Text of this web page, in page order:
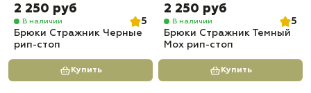
2 250 руб
В наличии
5
Брюки Стражник Черные
рип-стоп
Купить
2 250 руб
В наличии
5
Брюки Стражник Темный
Мох рип-стоп
Купить